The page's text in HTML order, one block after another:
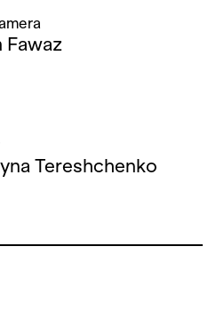
06. FEBRUAR '26, 19:00
Fawaz
Tereshchenko